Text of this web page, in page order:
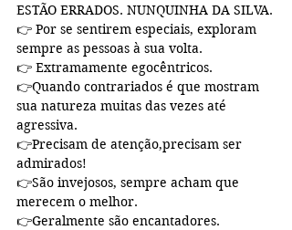
ESTÃO ERRADOS. NUNQUINHA DA SILVA.
👉 Por se sentirem especiais, exploram
sempre as pessoas à sua volta.
👉 Extramamente egocêntricos.
👉Quando contrariados é que mostram
sua natureza muitas das vezes até
agressiva.
👉Precisam de atenção,precisam ser
admirados!
👉São invejosos, sempre acham que
merecem o melhor.
👉Geralmente são encantadores.